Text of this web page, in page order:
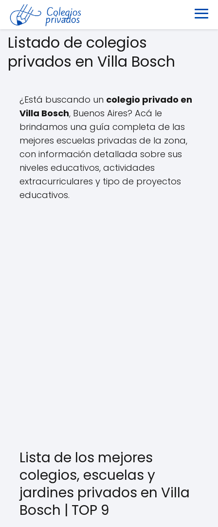
Listado de colegios
privados en Villa Bosch
¿Está buscando un colegio privado en
Villa Bosch, Buenos Aires? Acá le
brindamos una guía completa de las
mejores escuelas privadas de la zona,
con información detallada sobre sus
niveles educativos, actividades
extracurriculares y tipo de proyectos
educativos.
Lista de los mejores
colegios, escuelas y
jardines privados en Villa
Bosch | TOP 9